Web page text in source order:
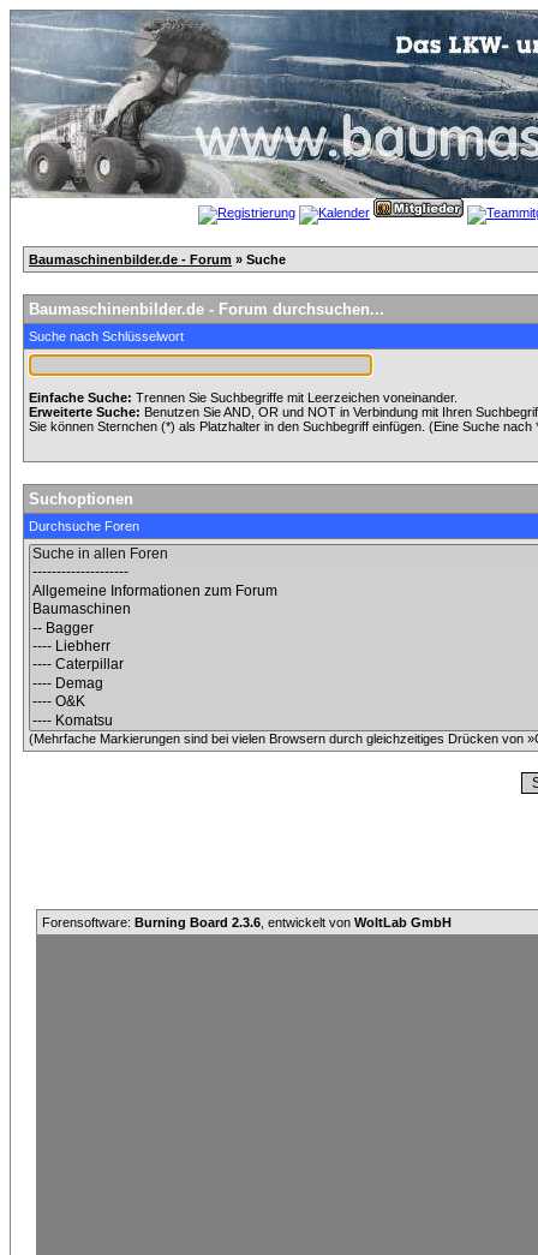
Baumaschinenbilder.de - Forum » Suche
Baumaschinenbilder.de - Forum durchsuchen...
Suche nach Schlüsselwort
Einfache Suche: Trennen Sie Suchbegriffe mit Leerzeichen voneinander.
Erweiterte Suche: Benutzen Sie AND, OR und NOT in Verbindung mit Ihren
Sie können Sternchen (*) als Platzhalter in den Suchbegriff einfügen. (Eine Suche
Suchoptionen
Durchsuche Foren
(Mehrfache Markierungen sind bei vielen Browsern durch gleichzeitiges Drücken von
Forensoftware: Burning Board 2.3.6 , entwickelt von WoltLab GmbH